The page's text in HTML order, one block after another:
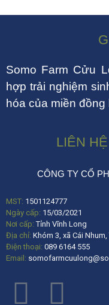
Somo Farm Cửu
hợp trải nghiệm
hóa của miền
LIÊN
CÔNG TY CỔ
MST: 1501124777
Ngày cấp: 15/03/2021
Nơi cấp:Tỉnh Vĩnh Long
Địa chỉ: Khóm 3, xã Cái
Điện thoại: 089 6164 555
Email: